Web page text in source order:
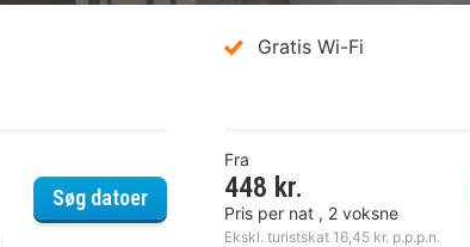
Søg datoerHotel Campanile Agen
Gratis Wi-Fi
Fra
448 kr.
Pris per nat , 2 voksne
Ekskl. turistskat 16,45 kr. p.p.p.n.